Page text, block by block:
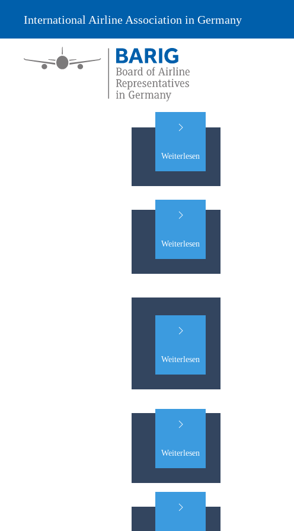
International Airline Association in Germany
Weiterlesen
Weiterlesen
Weiterlesen
Weiterlesen